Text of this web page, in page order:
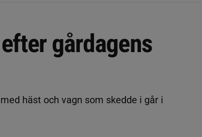
gårdagens
häst och vagn som skedde i går i